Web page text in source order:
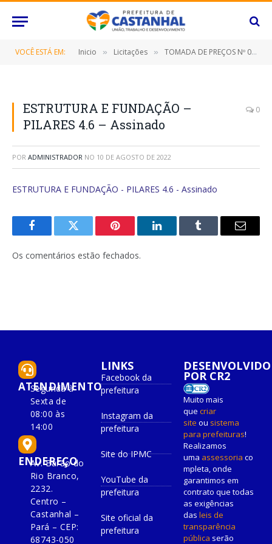
VOCÊ ESTÁ EM: Inicio » Licitações » TOMADA DE PREÇOS Nº 022/2022 (CONTRATAÇÃO DE EMPRESA ESPECIALIZADA PARA REFORMA E AMPLIAÇÃO DA PRAÇA DE EVENTOS DO BAIRRO JADERLÂNDIA, NESTE MUNICÍPIO DE CASTANHAL/PARÁ)
ESTRUTURA E FUNDAÇÃO –
PILARES 4.6 – Assinado
0
POR ADMINISTRADOR NO 10 DE AGOSTO DE 2022
ESTRUTURA E FUNDAÇÃO - PILARES 4.6 - Assinado
FacebookTwitter Pinterest O
Tumblr
E-
Os comentários estão fechados.
ATENDIMENTO
Segunda à
Sexta de
08:00 às
14:00
ENDEREÇO
Av. Barão do
Rio Branco,
2232.
Centro –
Castanhal –
Pará – CEP:
68743-050
LINKS
Facebook da
prefeitura
Instagram da
prefeitura
Site do IPMC
YouTube da
prefeitura
Site oficial da
prefeitura
DESENVOLVIDO
POR CR2
Muito mais
que criar
site ou sistema
para prefeituras!
Realizamos
uma assessoria co
mpleta, onde
garantimos em
contrato que todas
as exigências
das leis de
transparência
pública serão